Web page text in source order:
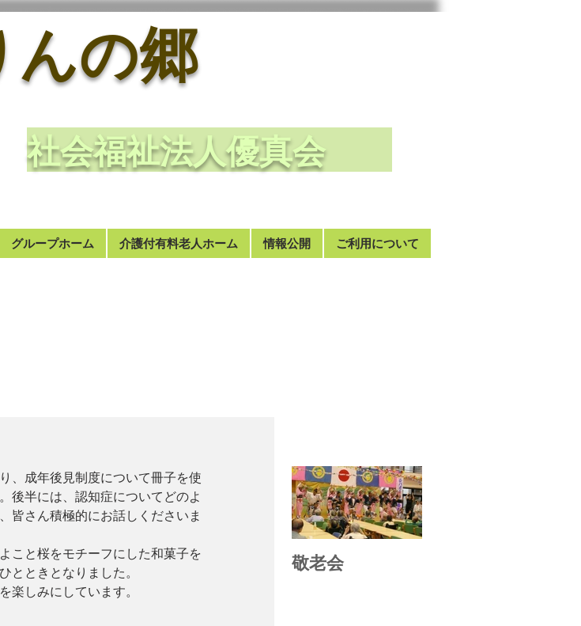
んの郷
​社会福祉法人優真会
グループホーム 介護付有料老人ホーム 情報公開 ご利用について
、成年後見制度について冊子を使
後半には、認知症についてどのよ
皆さん積極的にお話しくださいま
こと桜をモチーフにした和菓子を
とときとなりました。
楽しみにしています。
敬老会